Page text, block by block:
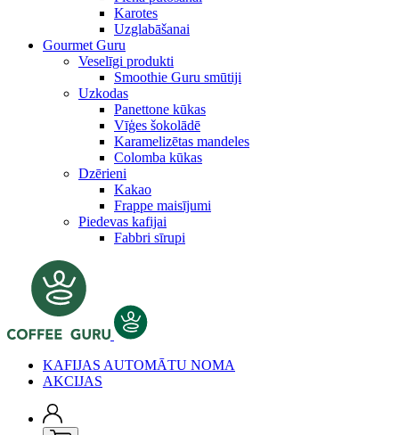
Karotes
Uzglabāšanai
Gourmet Guru
Veselīgi produkti
Smoothie Guru smūtiji
Uzkodas
Panettone kūkas
Vīģes šokolādē
Karamelizētas mandeles
Colomba kūkas
Dzērieni
Kakao
Frappe maisījumi
Piedevas kafijai
Fabbri sīrupi
KAFIJAS AUTOMĀTU NOMA
AKCIJAS